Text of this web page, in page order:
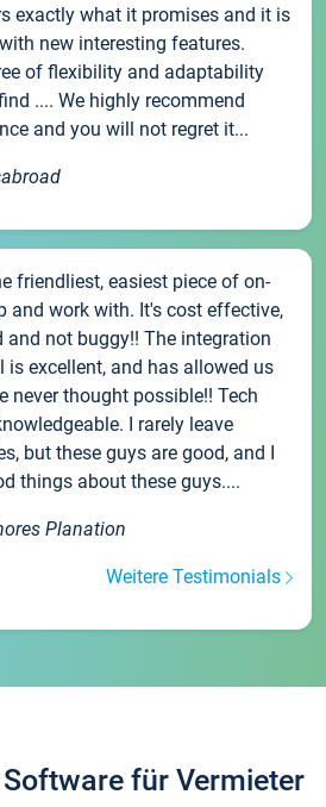
exactly what it promises and it is
new interesting features.
of flexibility and adaptability
.... We highly recommend
and you will not regret it...
friendliest, easiest piece of on-
and work with. It's cost effective,
not buggy!! The integration
is excellent, and has allowed us
never thought possible!! Tech
I rarely leave
but these guys are good, and I
things about these guys....
Planation
Weitere Testimonials
für Vermieter